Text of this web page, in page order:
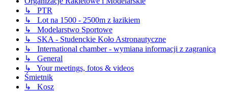
↳ PTR
↳ Lot na 1500 - 2500m z łazikiem
↳ Modelarstwo Sportowe
↳ SKA - Studenckie Koło Astronautyczne
↳ International chamber - wymiana informacji z zagranicą
↳ General
↳ Your meetings, fotos & videos
Śmietnik
↳ Kosz